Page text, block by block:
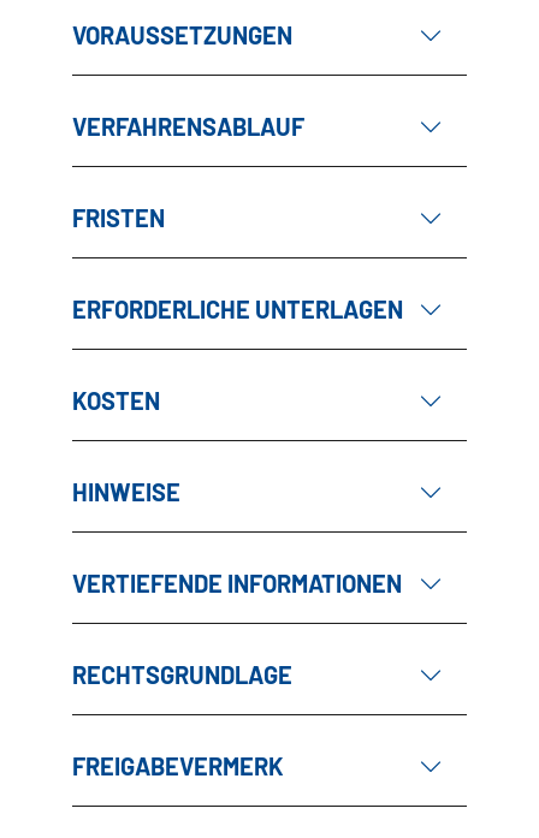
VORAUSSETZUNGEN
VERFAHRENSABLAUF
FRISTEN
ERFORDERLICHE UNTERLAGEN
KOSTEN
HINWEISE
VERTIEFENDE INFORMATIONEN
RECHTSGRUNDLAGE
FREIGABEVERMERK